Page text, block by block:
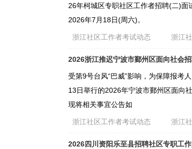
26年柯城区专职社区工作者招聘(二)
2026年7月18日(周六)。
浙江社区工作者考试动态 浙江
2026浙江推迟宁波市鄞州区面向社会
受第9号台风“巴威”影响，为保障报考
13日举行的2026年宁波市鄞州区面向
现将相关事宜公告如
浙江社区工作者考试动态 浙江
2026四川资阳乐至县招聘社区专职工